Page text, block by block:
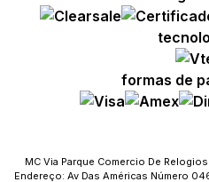
formas de
MC Via Parque Comercio De
Endereço: Av Das Américas Número